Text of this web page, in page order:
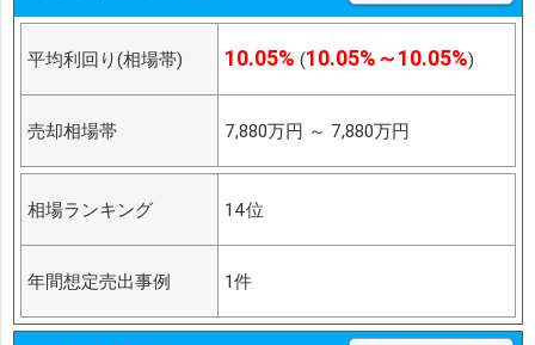
平均利回り(相場帯) 10.05% (10.05%～10.05%)
売却相場帯 7,880万円 ～ 7,880万円
相場ランキング 14位
年間想定売出事例 1件